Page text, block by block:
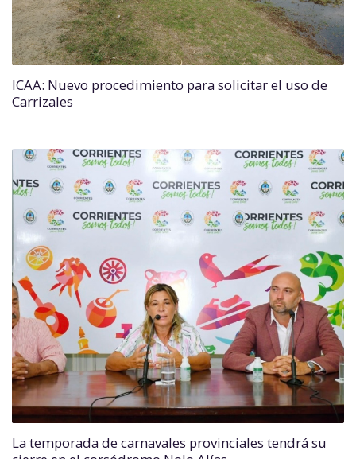
ICAA: Nuevo procedimiento para solicitar el uso de
Carrizales
La temporada de carnavales provinciales tendrá su